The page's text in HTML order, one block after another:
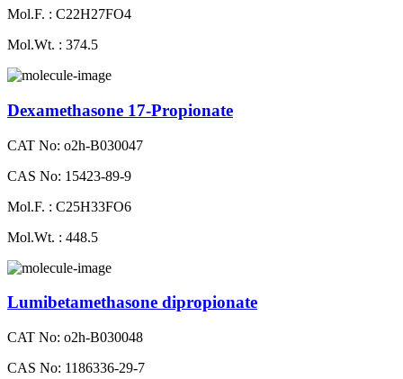
Mol.F. : C22H27FO4
Mol.Wt. : 374.5
Dexamethasone 17-Propionate
CAT No: o2h-B030047
CAS No: 15423-89-9
Mol.F. : C25H33FO6
Mol.Wt. : 448.5
Lumibetamethasone dipropionate
CAT No: o2h-B030048
CAS No: 1186336-29-7